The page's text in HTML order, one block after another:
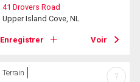
41 Drovers Road
Upper Island Cove, NL
Enregistrer Voir
Terrain ?